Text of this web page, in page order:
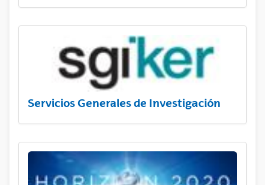
Servicios Generales de Investigación